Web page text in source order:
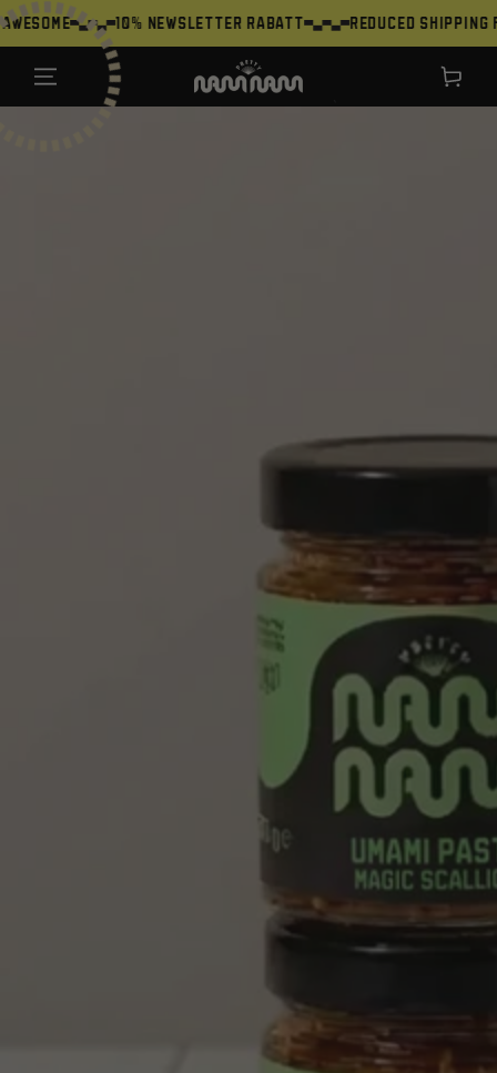
ZUM INHALT
SPRINGEN
10% Newsletter Rabatt Reduced shipping from
Warenkorb
`
ZU DEN